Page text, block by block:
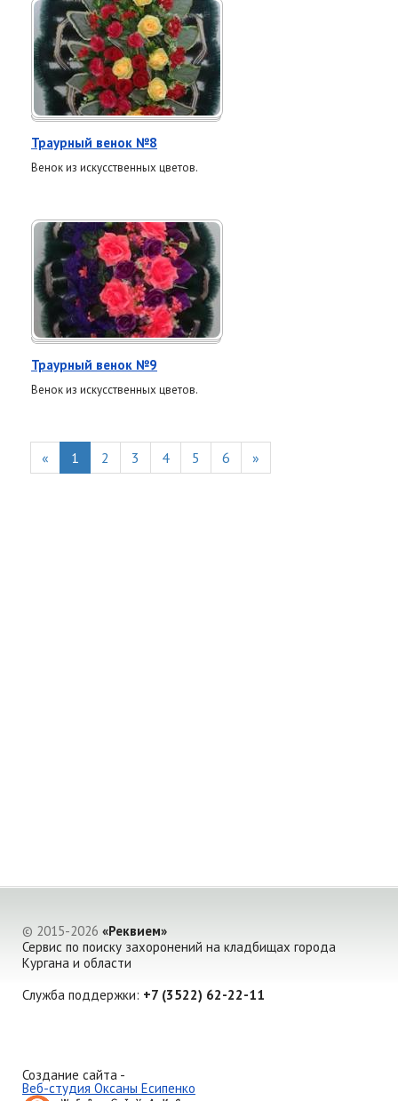
Траурный венок №8
Венок из искусственных цветов.
Траурный венок №9
Венок из искусственных цветов.
« 1 2 3 4 5 6 »
© 2015-2026 «Реквием»
Сервис по поиску захоронений на кладбищах города
Кургана и области
Служба поддержки: +7 (3522) 62-22-11
Создание сайта -
Веб-студия Оксаны Есипенко